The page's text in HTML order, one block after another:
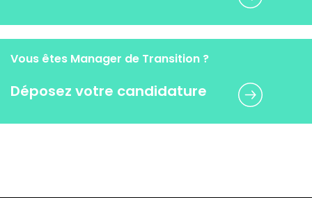
Vous êtes Manager de Transition ?
Déposez votre candidature